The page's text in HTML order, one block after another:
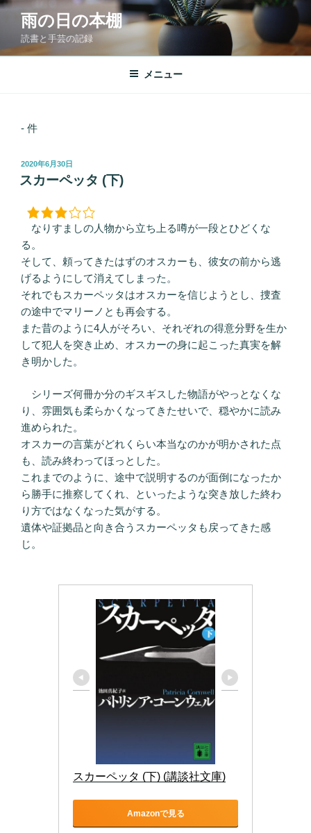
コ
ン
へ
雨の日の本棚
読書と手芸の記録
メニュー
- 件
投
稿
日:
2020年6月30日
スカーペッタ (下)
なりすましの人物から立ち上る噂が一段とひどくな
る。
そして、頼ってきたはずのオスカーも、彼女の前から逃
げるようにして消えてしまった。
それでもスカーペッタはオスカーを信じようとし、捜査
の途中でマリーノとも再会する。
また昔のように4人がそろい、それぞれの得意分野を生か
して犯人を突き止め、オスカーの身に起こった真実を解
き明かした。
シリーズ何冊か分のギスギスした物語がやっとなくな
り、雰囲気も柔らかくなってきたせいで、穏やかに読み
進められた。
オスカーの言葉がどれくらい本当なのかが明かされた点
も、読み終わってほっとした。
これまでのように、途中で説明するのが面倒になったか
ら勝手に推察してくれ、といったような突き放した終わ
り方ではなくなった気がする。
遺体や証拠品と向き合うスカーペッタも戻ってきた感
じ。
スカーペッタ (下) (講談社文庫)
Amazonで見る